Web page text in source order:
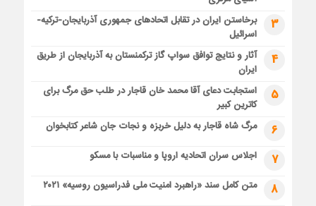
3
برخاستن ایران در تقابل اتحادهای جمهوری آذربایجان-ترکیه-
اسرائیل
4
آثار و نتایج توافق سواپ گاز ترکمنستان به آذربایجان از طریق
ایران
5
استجابت دعای آقا محمد خان قاجار در طلب حق مرگ برای
کاترین کبیر
6 مرگ شاه قاجار به دلیل خربزه و نجات جان شاعر کتابخوان
7 اجلاس سران اتحادیه اروپا و مناسبات با مسکو
8 متن کامل سند «راهبرد امنیت ملی فدراسیون روسیه» ۲۰۲۱